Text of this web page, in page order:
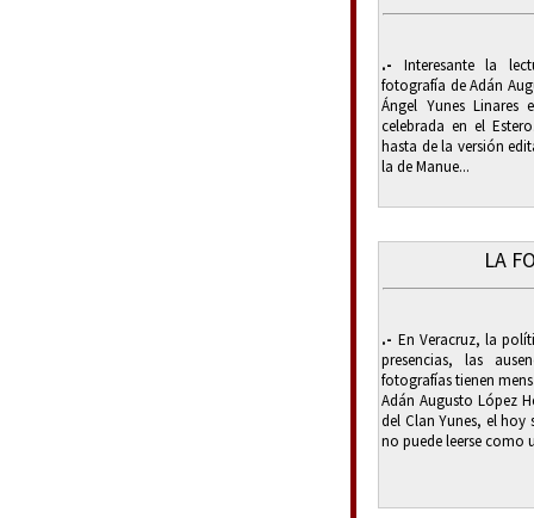
.- Interesante la
fotografía de Adán
Ángel Yunes Linares
celebrada en el
hasta de la versión
la de Manue...
LA
.- En Veracruz, la
presencias, las
fotografías tienen
Adán Augusto López
del Clan Yunes, el hoy
no puede leerse como